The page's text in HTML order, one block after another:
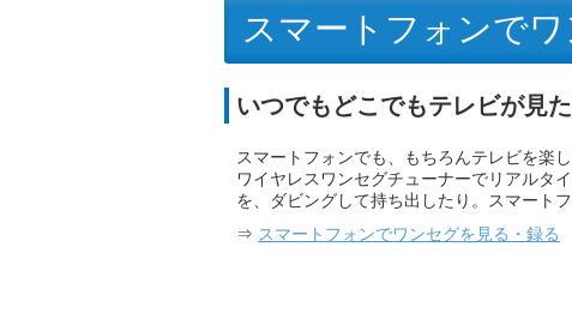
スマートフォンで
いつでもどこでもテレビが見た
スマートフォンでも、もちろんテレビを楽
ワイヤレスワンセグチューナーでリアルタ
を、ダビングして持ち出したり。スマート
⇒ スマートフォンでワンセグを見る・録る